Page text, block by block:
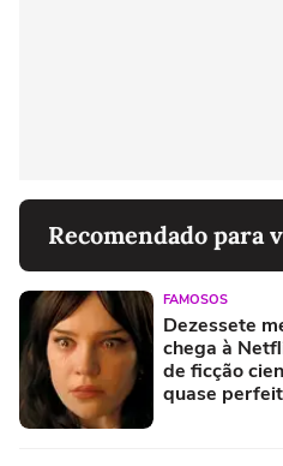
Recomendado para
FAMOSOS
Dezessete
chega à
de ficção
quase